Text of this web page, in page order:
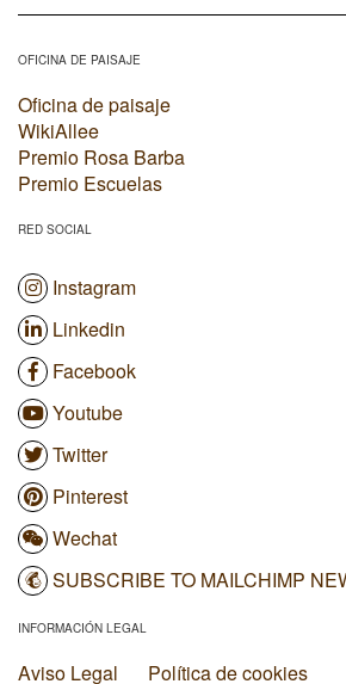
OFICINA DE PAISAJE
Oficina de paisaje
WikiAllee
Premio Rosa Barba
Premio Escuelas
RED SOCIAL
Instagram
Linkedin
Facebook
Youtube
Twitter
Pinterest
Wechat
SUBSCRIBE TO MAILCHIMP
INFORMACIÓN LEGAL
Aviso Legal
Política de cookies